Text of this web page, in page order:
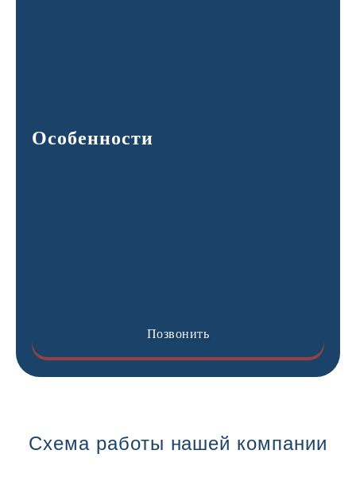
Особенности
Позвонить
Схема работы нашей компании